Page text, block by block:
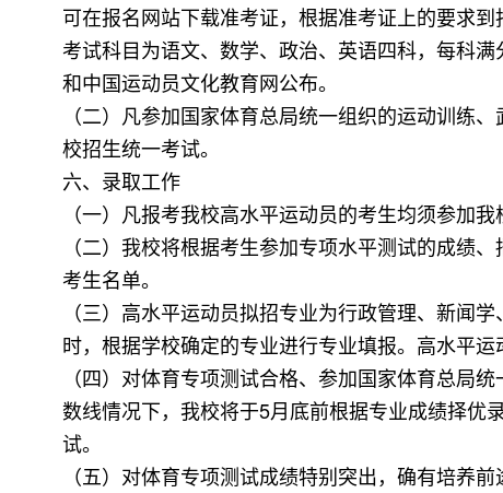
可在报名网站下载准考证，根据准考证上的要求到
考试科目为语文、数学、政治、英语四科，每科
和中国运动员文化教育网公布。
（二）凡参加国家体育总局统一组织的运动训练
校招生统一考试。
六、录取工作
（一）凡报考我校高水平运动员的考生均须参加
（二）我校将根据考生参加专项水平测试的成绩
考生名单。
（三）高水平运动员拟招专业为行政管理、新闻
时，根据学校确定的专业进行专业填报。高水平
（四）对体育专项测试合格、参加国家体育总局
数线情况下，我校将于5月底前根据专业成绩择优
试。
（五）对体育专项测试成绩特别突出，确有培养